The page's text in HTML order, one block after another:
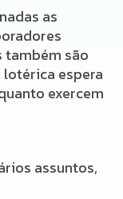
as
também são
lotérica espera
exercem
assuntos,